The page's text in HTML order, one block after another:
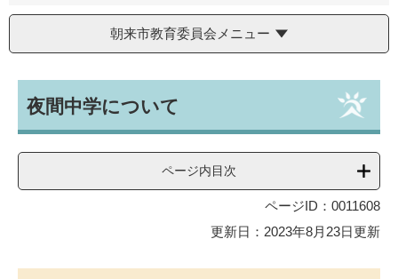
朝来市教育委員会メニュー
文夜間中学について
ページ内目次
ページID：0011608
更新日：2023年8月23日更新